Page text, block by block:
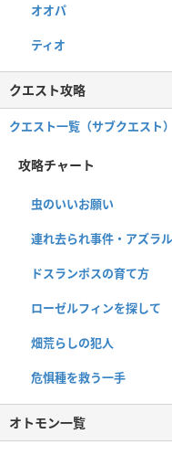
オオパ
ティオ
クエスト攻略
クエスト一覧（サブクエスト）
攻略チャート
虫のいいお願い
連れ去られ事件・アズラ
ドスランポスの育て方
ローゼルフィンを探して
畑荒らしの犯人
危惧種を救う一手
オトモン一覧